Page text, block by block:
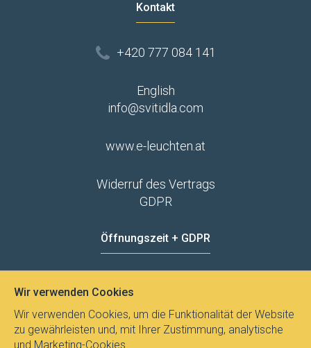
Kontakt
+420 777 084 141
English
info@svitidla.com
www.e-leuchten.at
Widerruf des Vertrags
GDPR
Öffnungszeit + GDPR
Wir verwenden Cookies
Wir verwenden Cookies, um die Funktionalität der Website
zu gewährleisten und, mit Ihrer Zustimmung, analytische
und Marketing-Cookies.